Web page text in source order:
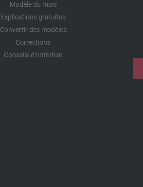
Modèle du mois
Explications gratuites
Convertir des modèles
Corrections
Conseils d’entretien